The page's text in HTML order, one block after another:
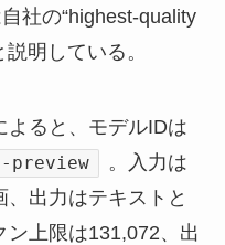
社の“highest-quality
明している。
よると、モデルIDは
。入力は
出力はテキストと
上限は131,072、出